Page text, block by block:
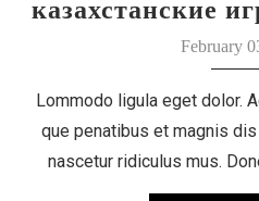
казахстанские
этот
February
Lommodo ligula eget dolor.
que penatibus et magnis
nascetur ridiculus mus.